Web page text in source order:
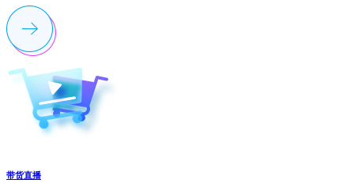
带货直播